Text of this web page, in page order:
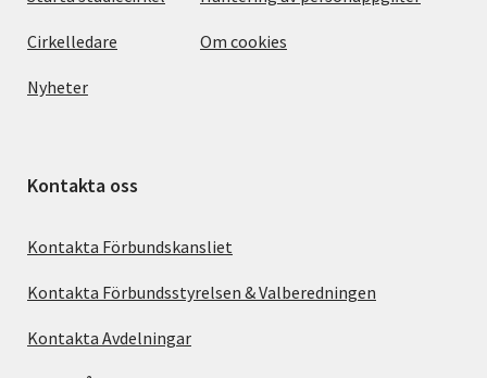
Cirkelledare
Nyheter
Om cookies
Kontakta oss
Kontakta Förbundskansliet
Kontakta Förbundsstyrelsen & Valberedningen
Kontakta Avdelningar